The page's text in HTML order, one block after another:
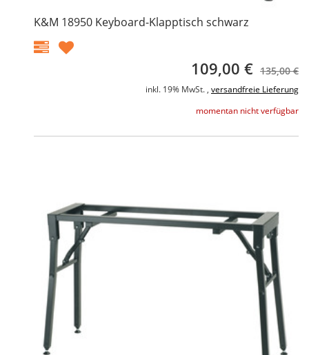
K&M 18950 Keyboard-Klapptisch schwarz
109,00 € 135,00 €
inkl. 19% MwSt. , versandfreie Lieferung
momentan nicht verfügbar